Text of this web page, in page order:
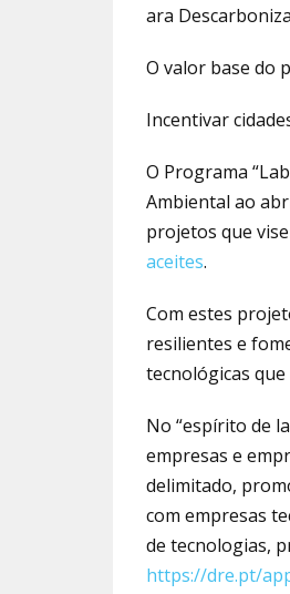
ara
O valor base do
Incentivar
O Programa
Ambiental ao
projetos que
aceites.
Com estes
resilientes e
tecnológicas
No “espírito de
empresas e
delimitado,
com empresas
de tecnologias,
https://dre.pt/